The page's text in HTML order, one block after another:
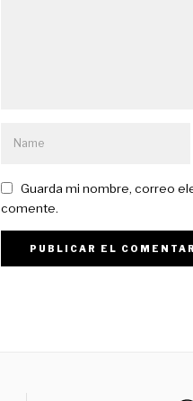
Guarda mi nombre, correo
comente.